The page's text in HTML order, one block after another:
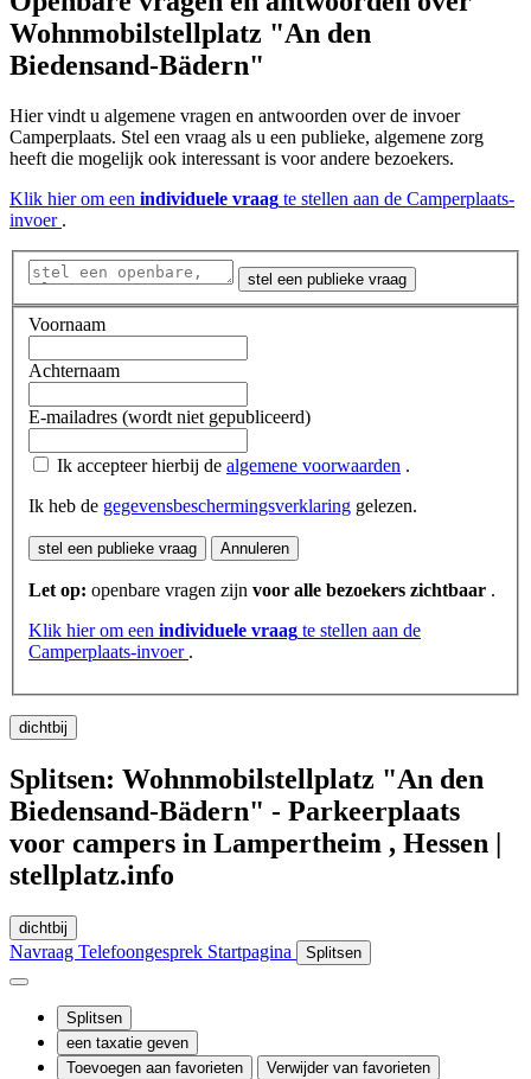
Wohnmobilstellplatz "An den
Biedensand-Bädern"
Hier vindt u algemene vragen en antwoorden over de invoer
Camperplaats. Stel een vraag als u een publieke, algemene zorg
heeft die mogelijk ook interessant is voor andere bezoekers.
Klik hier om een ​​individuele vraag te stellen aan de Camperplaats-
invoer .
stel een publieke vraag
Voornaam
Achternaam
E-mailadres (wordt niet gepubliceerd)
Ik accepteer hierbij de algemene voorwaarden .
Ik heb de gegevensbeschermingsverklaring gelezen.
stel een publieke vraag Annuleren
Let op: openbare vragen zijn voor alle bezoekers zichtbaar .
Klik hier om een ​​individuele vraag te stellen aan de
Camperplaats-invoer .
dichtbij
Splitsen: Wohnmobilstellplatz "An den
Biedensand-Bädern" - Parkeerplaats
voor campers in Lampertheim , Hessen |
stellplatz.info
dichtbij
Navraag Telefoongesprek Startpagina Splitsen
Splitsen
een taxatie geven
Toevoegen aan favorieten
Verwijder van favorieten